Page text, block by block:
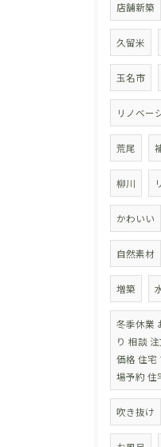
店舗新築
久留米
玉名市
リノベー
荒尾
柳川
かわいい
自然素材
増築
冬季休業
り 相談
価格 住宅
場予約 住
吹き抜け